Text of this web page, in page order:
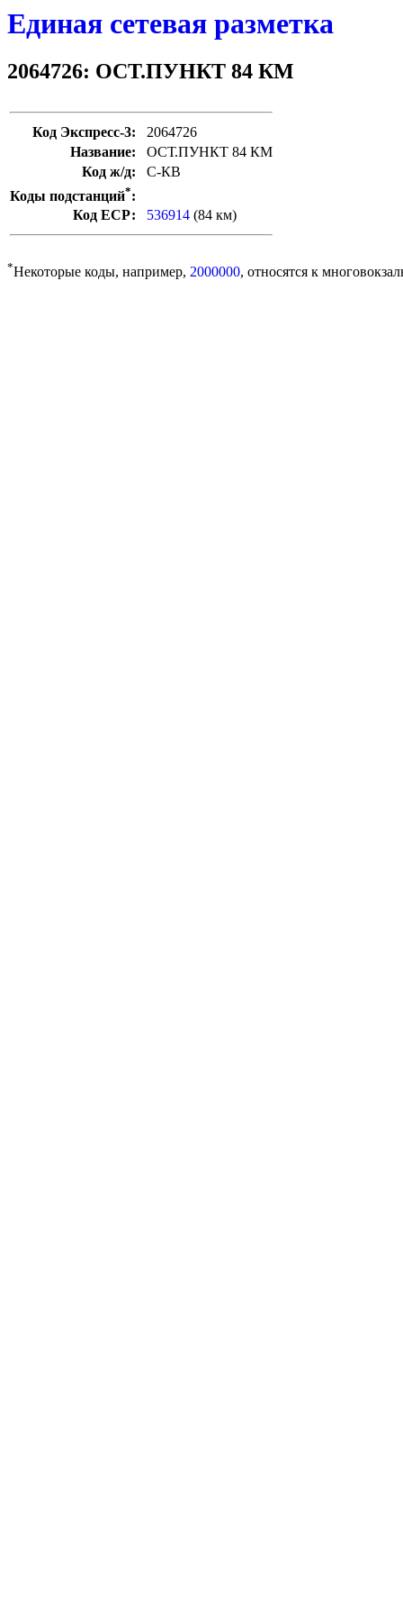
Единая сетевая разметка
2064726: ОСТ.ПУНКТ 84 КМ
Код Экспресс-3:
2064726
Название:
ОСТ.ПУНКТ 84 КМ
Код ж/д:
С-КВ
Коды подстанций*:
Код ЕСР:
536914 (84 км)
*Некоторые коды, например, 2000000, относятся к